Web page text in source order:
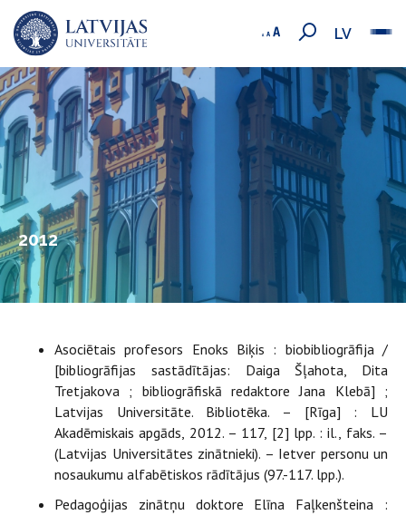
LV
2012
Asociētais profesors Enoks Biķis : biobibliogrāfija /
[bibliogrāfijas sastādītājas: Daiga Šļahota, Dita
Tretjakova ; bibliogrāfiskā redaktore Jana Klebā] ;
Latvijas Universitāte. Bibliotēka. – [Rīga] : LU
Akadēmiskais apgāds, 2012. – 117, [2] lpp. : il., faks. –
(Latvijas Universitātes zinātnieki). – Ietver personu un
nosaukumu alfabētiskos rādītājus (97.-117. lpp.).
Pedagoģijas zinātņu doktore Elīna Faļkenšteina :